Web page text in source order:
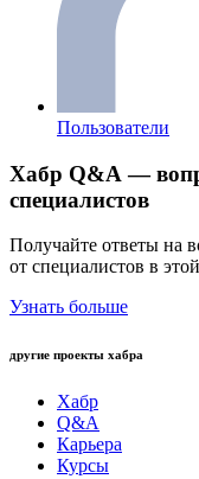
Пользователи
Хабр Q&A —
специалистов
Получайте ответы на
от специалистов в
Узнать больше
другие проекты хабра
Хабр
Q&A
Карьера
Курсы